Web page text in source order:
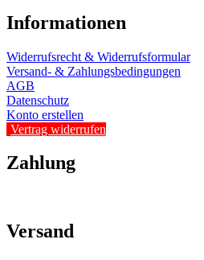
Informationen
Widerrufsrecht & Widerrufsformular
Versand- & Zahlungsbedingungen
AGB
Datenschutz
Konto erstellen
Vertrag widerrufen
Zahlung
Versand